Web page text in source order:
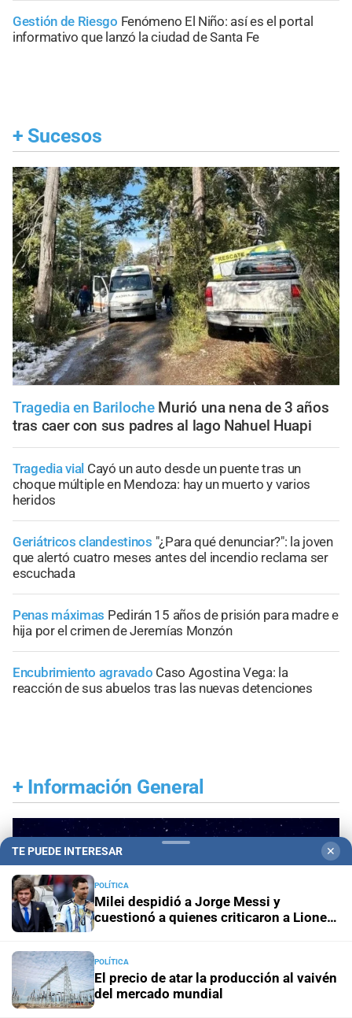
Gestión de Riesgo Fenómeno El Niño: así es el portal
informativo que lanzó la ciudad de Santa Fe
+ Sucesos
Tragedia en Bariloche Murió una nena de 3 años
tras caer con sus padres al lago Nahuel Huapi
Tragedia vial Cayó un auto desde un puente tras un
choque múltiple en Mendoza: hay un muerto y varios
heridos
Geriátricos clandestinos "¿Para qué denunciar?": la joven
que alertó cuatro meses antes del incendio reclama ser
escuchada
Penas máximas Pedirán 15 años de prisión para madre e
hija por el crimen de Jeremías Monzón
Encubrimiento agravado Caso Agostina Vega: la
reacción de sus abuelos tras las nuevas detenciones
+ Información General
TE PUEDE INTERESAR ✕
POLÍTICA
Milei despidió a Jorge Messi y
cuestionó a quienes criticaron a Lionel
POLÍTICA
El precio de atar la producción al vaivén
del mercado mundial